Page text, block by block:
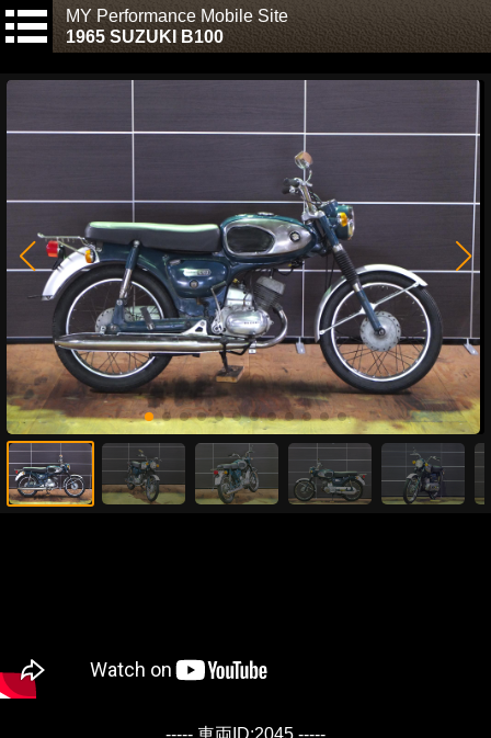
MY Performance Mobile Site
1965 SUZUKI B100
----- 車両ID:2045 -----